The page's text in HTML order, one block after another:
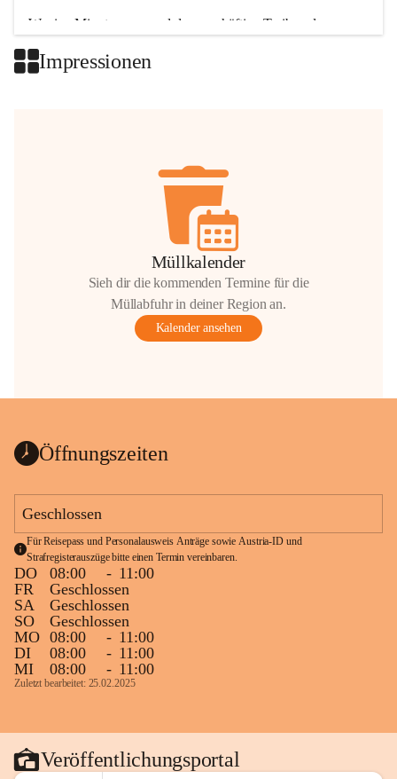
Wenige Minuten nur, und das geschäftige Treiben der
Impressionen
Müllkalender
Sieh dir die kommenden Termine für die
Müllabfuhr in deiner Region an.
Kalender ansehen
Öffnungszeiten
Geschlossen
Für Reisepass und Personalausweis Anträge sowie Austria-ID und
Strafregisterauszüge bitte einen Termin vereinbaren.
DO 08:00 - 11:00
FR
Geschlossen
SA
Geschlossen
SO
Geschlossen
MO 08:00 - 11:00
DI
08:00 - 11:00
MI
08:00 - 11:00
Zuletzt bearbeitet: 25.02.2025
Veröffentlichungsportal